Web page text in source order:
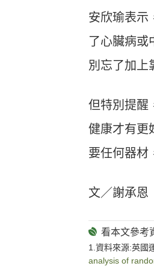
安欣瑜表示
了心臟病或
別忘了加上
但特別提醒
健康才有更
要任何器材
文／謝承
1.資料來源:英國
analysis of